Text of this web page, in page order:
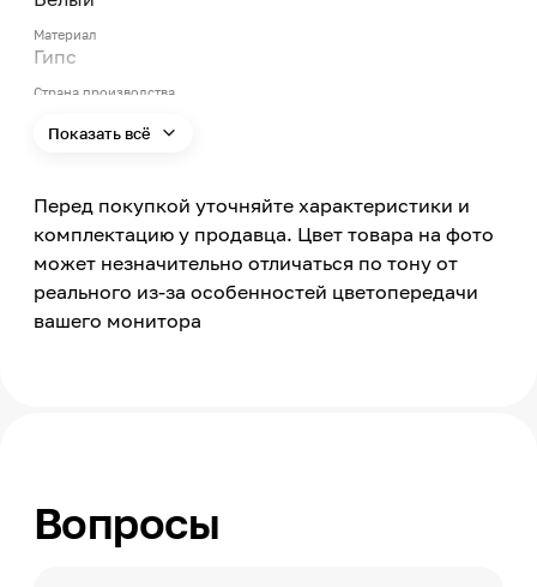
Материал
Гипс
Страна производства
Показать всё
Перед покупкой уточняйте характеристики и
комплектацию у продавца. Цвет товара на фото
может незначительно отличаться по тону от
реального из-за особенностей цветопередачи
вашего монитора
Вопросы